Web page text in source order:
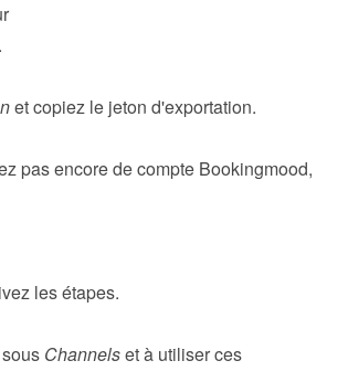
Connectez-vous à votre tableau de bord sur
et copiez le jeton d'exportation.
pas encore de compte Bookingmood,
les étapes.
Channels et à utiliser ces